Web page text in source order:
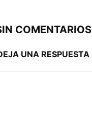
COMENTARIOS
UNA RESPUESTA